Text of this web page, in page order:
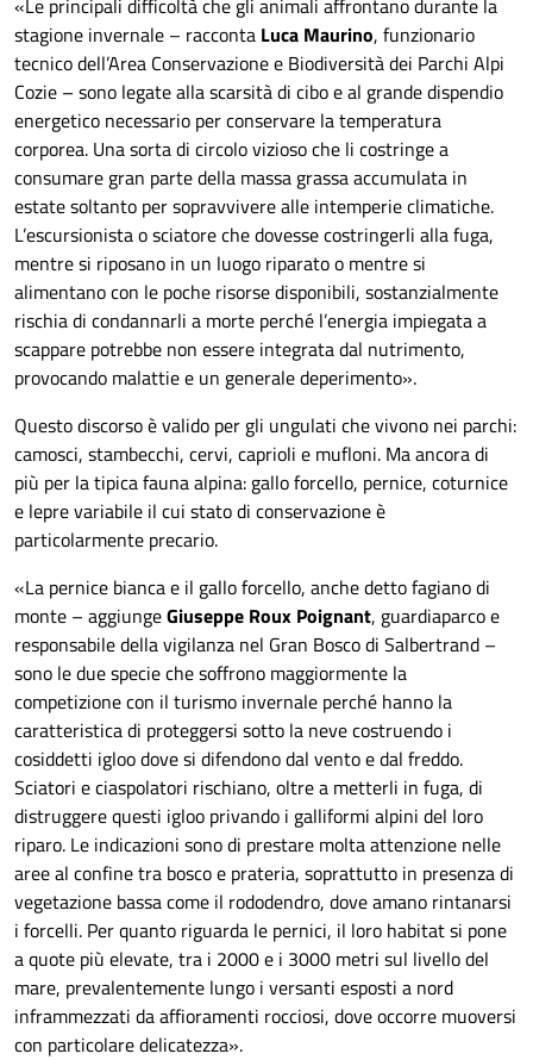
«Le principali difficoltà che gli animali affrontano durante la
stagione invernale – racconta Luca Maurino, funzionario
tecnico dell’Area Conservazione e Biodiversità dei Parchi Alpi
Cozie – sono legate alla scarsità di cibo e al grande dispendio
energetico necessario per conservare la temperatura
corporea. Una sorta di circolo vizioso che li costringe a
consumare gran parte della massa grassa accumulata in
estate soltanto per sopravvivere alle intemperie climatiche.
L’escursionista o sciatore che dovesse costringerli alla fuga,
mentre si riposano in un luogo riparato o mentre si
alimentano con le poche risorse disponibili, sostanzialmente
rischia di condannarli a morte perché l’energia impiegata a
scappare potrebbe non essere integrata dal nutrimento,
provocando malattie e un generale deperimento».
Questo discorso è valido per gli ungulati che vivono nei parchi:
camosci, stambecchi, cervi, caprioli e mufloni. Ma ancora di
più per la tipica fauna alpina: gallo forcello, pernice, coturnice
e lepre variabile il cui stato di conservazione è
particolarmente precario.
«La pernice bianca e il gallo forcello, anche detto fagiano di
monte – aggiungeGiuseppe Roux Poignant, guardiaparco e
responsabile della vigilanza nel Gran Bosco di Salbertrand –
sono le due specie che soffrono maggiormente la
competizione con il turismo invernale perché hanno la
caratteristica di proteggersi sotto la neve costruendo i
cosiddetti igloo dove si difendono dal vento e dal freddo.
Sciatori e ciaspolatori rischiano, oltre a metterli in fuga, di
distruggere questi igloo privando i galliformi alpini del loro
riparo. Le indicazioni sono di prestare molta attenzione nelle
aree al confine tra bosco e prateria, soprattutto in presenza di
vegetazione bassa come il rododendro, dove amano rintanarsi
i forcelli. Per quanto riguarda le pernici, il loro habitat si pone
a quote più elevate, tra i 2000 e i 3000 metri sul livello del
mare, prevalentemente lungo i versanti esposti a nord
inframmezzati da affioramenti rocciosi, dove occorre muoversi
con particolare delicatezza».